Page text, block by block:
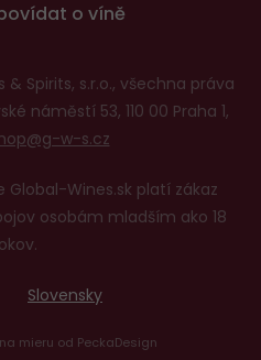
o víně
Spirits, s.r.o., všechna práva
náměstí 53, 110 00 Praha 1,
w-s.cz
Wines.sk platí zákaz
osobám mladším ako 18
Slovensky
mieru od PeckaDesign